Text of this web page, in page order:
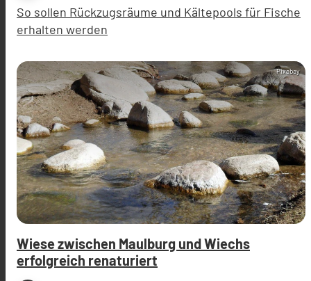
So sollen Rückzugsräume und Kältepools für Fische
erhalten werden
Pixabay
Wiese zwischen Maulburg und Wiechs
erfolgreich renaturiert